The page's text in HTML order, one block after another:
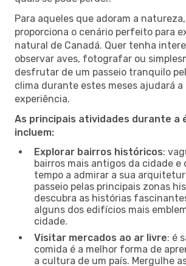
Para aqueles que adoram a
proporciona o cenário perfeito para
natural de Canadá. Quer tenha
observar aves, fotografar ou
desfrutar de um passeio tranquilo
clima durante estes meses ajudará a
experiência.
As principais atividades durante a
incluem:
Explorar bairros históricos:
bairros mais antigos da cidade e
tempo a admirar a sua
passeio pelas principais zonas
descubra as histórias
alguns dos edifícios mais
cidade.
Visitar mercados ao ar livre: é
comida é a melhor forma de
a cultura de um país. Mergulhe